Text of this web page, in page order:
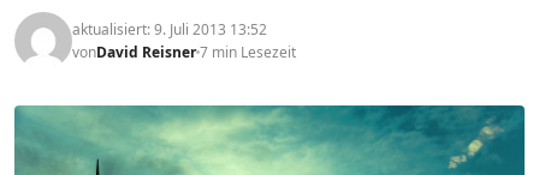
aktualisiert: 9. Juli 2013 13:52
vonDavid Reisner7 min Lesezeit